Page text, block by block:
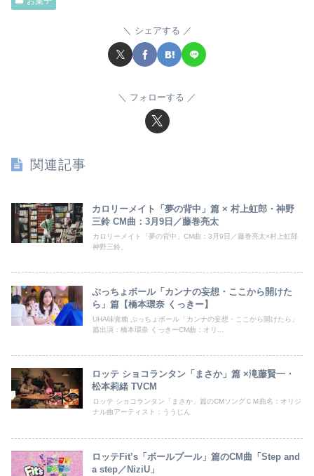
シェアする
フォローする
関連記事
カロリーメイト「夢の背中」篇 × 村上虹郎・神野
三鈴 CM曲：3月9日／藤巻亮太
カロリーメイト「夢の背中」CM曲：3月9日／藤巻亮太×村上虹郎
神野三鈴、
ぷっちょボール「カンナの妄想・ここから開けた
ら」篇【橋本環奈 くっきー】
UHA味覚糖 ぷっちょボール「カンナの妄想・ここから開けたら」
篇出演：橋本環奈 くっきーCM曲：オリ...
ロッテ ショコランタン「まさか」篇 ×滝藤賢一・
松本莉緒 TVCM
ロッテ ショコランタン「まさか」篇のCMソングＣＭ曲名：オリジ
ナル曲アーティスト：ううじん
ロッテFit’s「ボールプール」篇のCM曲「Step and
a step／NiziU」